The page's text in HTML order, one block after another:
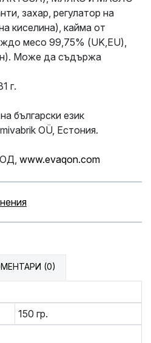
захар, регулатор на
киселина), кайма от
месо 99,75% (UK,EU),
Може да съдържа
г.
български език
OÜ, Естония.
www.evaqon.com
(0)
150 гр.